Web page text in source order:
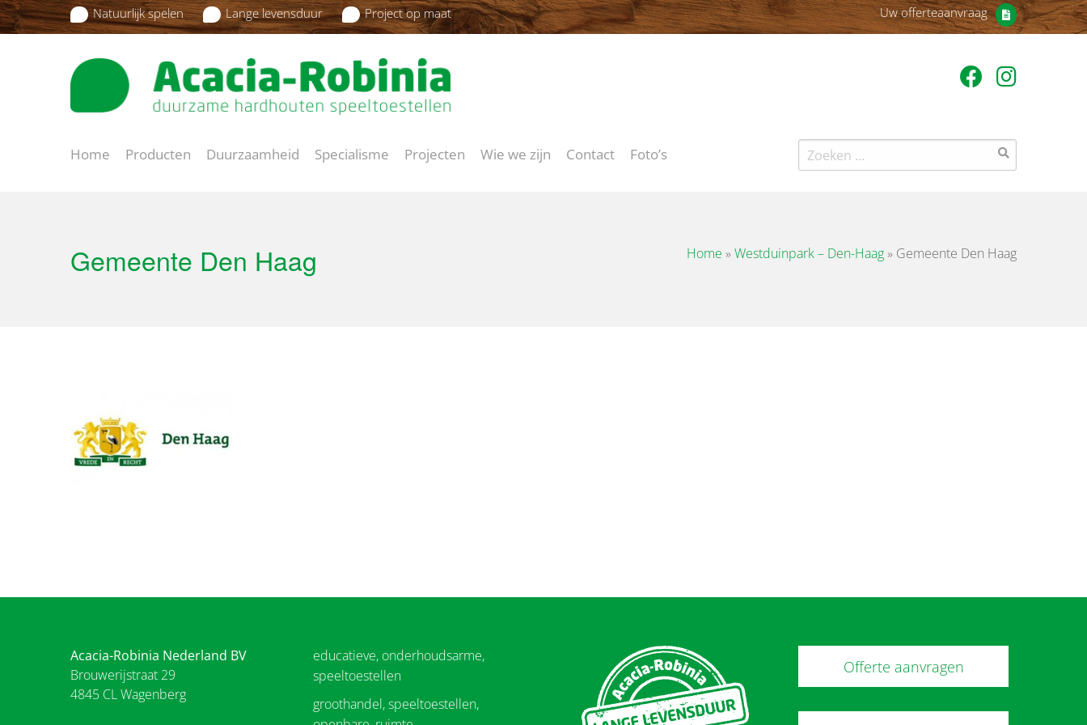
Natuurlijk spelen Lange levensduur Project op maat Uw offerteaanvraag
Home Producten Duurzaamheid Specialisme Projecten Wie we zijn Contact Foto’s
Zoeken
naar:
Gemeente Den Haag Home » Westduinpark – Den-Haag» Gemeente Den Haag
Acacia-Robinia Nederland BV
Brouwerijstraat 29
4845 CL Wagenberg
educatieve, onderhoudsarme,
speeltoestellen
groothandel, speeltoestellen,
Offerte aanvragen